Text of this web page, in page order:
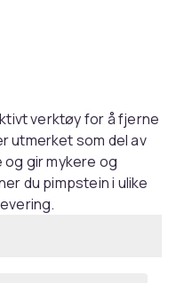
verktøy for å fjerne
utmerket som del av
gir mykere og
du pimpstein i ulike